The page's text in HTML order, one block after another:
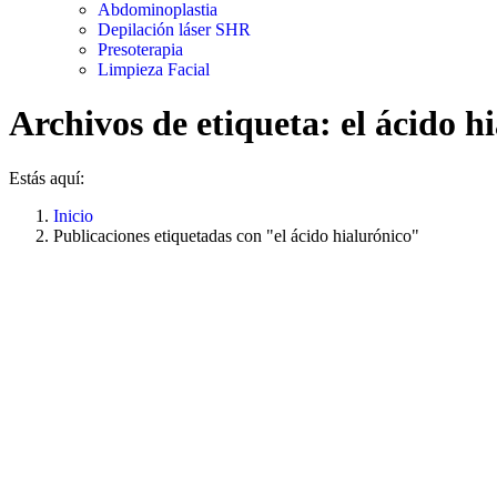
Abdominoplastia
Depilación láser SHR
Presoterapia
Limpieza Facial
Archivos de etiqueta: el ácido
Estás aquí:
Inicio
Publicaciones etiquetadas con "el ácido hialurónico"